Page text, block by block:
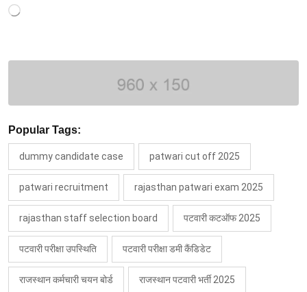
Loading…
Popular Tags:
dummy candidate case patwari cut off 2025
patwari recruitment rajasthan patwari exam 2025
rajasthan staff selection board पटवारी कटऑफ 2025
पटवारी परीक्षा उपस्थिति पटवारी परीक्षा डमी कैंडिडेट
राजस्थान कर्मचारी चयन बोर्ड राजस्थान पटवारी भर्ती 2025